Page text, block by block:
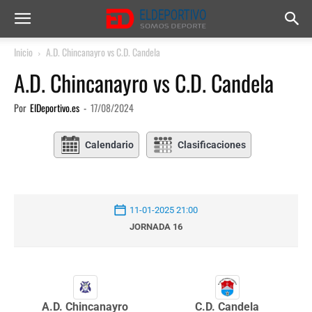
Inicio A.D. Chincanayro vs C.D. Candela
A.D. Chincanayro vs C.D. Candela
Por ElDeportivo.es - 17/08/2024
Calendario Clasificaciones
11-01-2025 21:00
JORNADA 16
A.D. Chincanayro C.D. Candela